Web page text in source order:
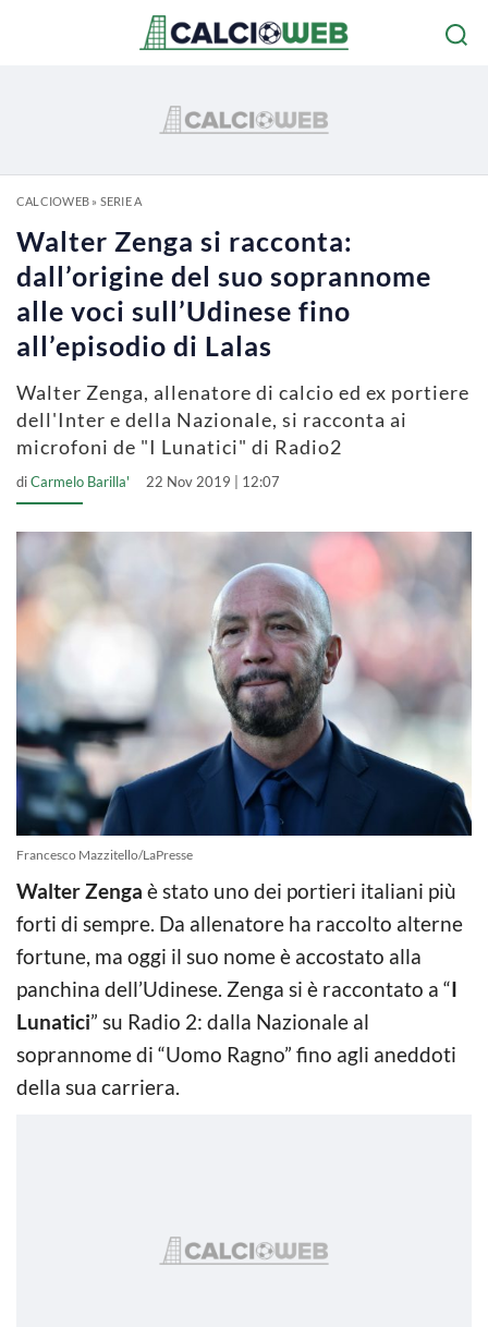
CALCIOWEB» SERIE A
Walter Zenga si racconta:
dall’origine del suo soprannome
alle voci sull’Udinese fino
all’episodio di Lalas
Walter Zenga, allenatore di calcio ed ex portiere
dell'Inter e della Nazionale, si racconta ai
microfoni de "I Lunatici" di Radio2
diCarmelo Barilla' 22 Nov 2019 | 12:07
Francesco Mazzitello/LaPresse
Walter Zenga è stato uno dei portieri italiani più
forti di sempre. Da allenatore ha raccolto alterne
fortune, ma oggi il suo nome è accostato alla
panchina dell’Udinese. Zenga si è raccontato a “I
Lunatici” su Radio 2: dalla Nazionale al
soprannome di “Uomo Ragno” fino agli aneddoti
della sua carriera.